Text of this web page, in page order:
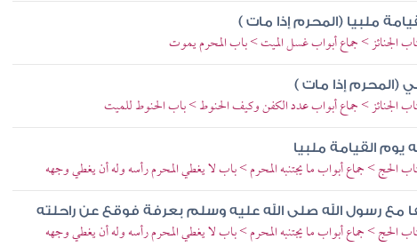
ملبيا (المحرم إذا مات )
الجنائز > جماع أبواب غسل الميت > باب المحرم يموت
(المحرم إذا مات )
الجنائز > جماع أبواب عدد الكفن وكيف الحنوط > باب الحنوط للميت
يوم القيامة ملبيا
الحج > جماع أبواب ما يجتنبه المحرم > باب لا يغطي المحرم رأسه وله أن يغطي وجهه
مع رسول الله صلى الله عليه وسلم بعرفة فوقع عن راحلته
الحج > جماع أبواب ما يجتنبه المحرم > باب لا يغطي المحرم رأسه وله أن يغطي وجهه